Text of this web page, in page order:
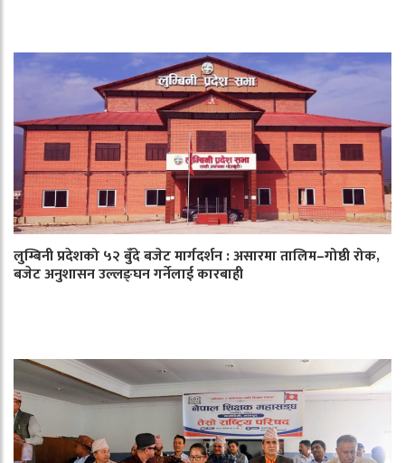
लुम्बिनी प्रदेशको ५२ बुँदे बजेट मार्गदर्शन : असारमा तालिम–गोष्ठी रोक,
बजेट अनुशासन उल्लङ्घन गर्नेलाई कारबाही